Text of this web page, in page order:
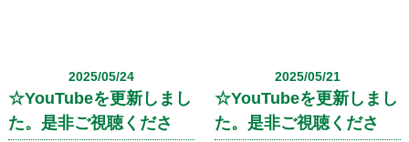
2025/05/24
☆YouTubeを更新しまし
た。是非ご視聴くださ
2025/05/21
☆YouTubeを更新しまし
た。是非ご視聴くださ